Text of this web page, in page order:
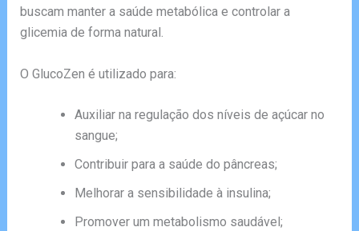
buscam manter a saúde metabólica e controlar a
glicemia de forma natural.
O GlucoZen é utilizado para:
Auxiliar na regulação dos níveis de açúcar no
sangue;
Contribuir para a saúde do pâncreas;
Melhorar a sensibilidade à insulina;
Promover um metabolismo saudável;